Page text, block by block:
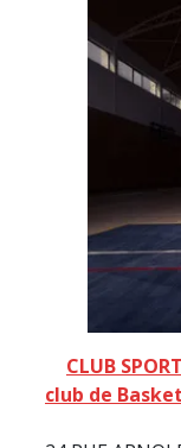
CLUB
club de